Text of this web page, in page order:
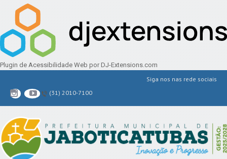
Plugin de Acessibilidade Web por DJ-Extensions.com
Siga nos nas rede sociais
(31) 2010-7100